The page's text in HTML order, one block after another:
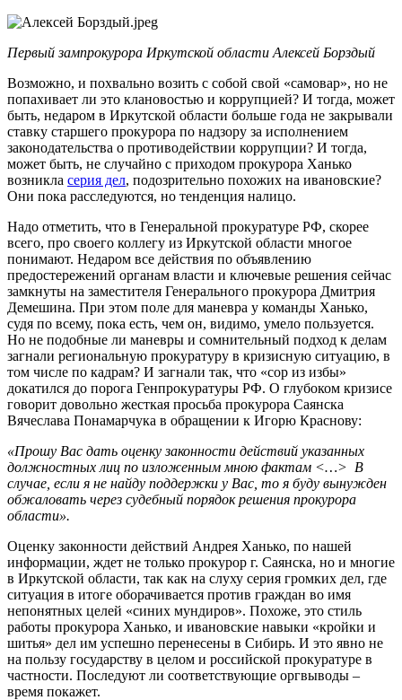
Первый зампрокурора Иркутской области Алексей Борздый
Возможно, и похвально возить с собой свой «самовар», но не
попахивает ли это клановостью и коррупцией? И тогда, может
быть, недаром в Иркутской области больше года не закрывали
ставку старшего прокурора по надзору за исполнением
законодательства о противодействии коррупции? И тогда,
может быть, не случайно с приходом прокурора Ханько
возникла серия дел, подозрительно похожих на ивановские?
Они пока расследуются, но тенденция налицо.
Надо отметить, что в Генеральной прокуратуре РФ, скорее
всего, про своего коллегу из Иркутской области многое
понимают. Недаром все действия по объявлению
предостережений органам власти и ключевые решения сейчас
замкнуты на заместителя Генерального прокурора Дмитрия
Демешина. При этом поле для маневра у команды Ханько,
судя по всему, пока есть, чем он, видимо, умело пользуется.
Но не подобные ли маневры и сомнительный подход к делам
загнали региональную прокуратуру в кризисную ситуацию, в
том числе по кадрам? И загнали так, что «сор из избы»
докатился до порога Генпрокуратуры РФ. О глубоком кризисе
говорит довольно жесткая просьба прокурора Саянска
Вячеслава Понамарчука в обращении к Игорю Краснову:
«Прошу Вас дать оценку законности действий указанных
должностных лиц по изложенным мною фактам <…> В
случае, если я не найду поддержки у Вас, то я буду вынужден
обжаловать через судебный порядок решения прокурора
области».
Оценку законности действий Андрея Ханько, по нашей
информации, ждет не только прокурор г. Саянска, но и многие
в Иркутской области, так как на слуху серия громких дел, где
ситуация в итоге оборачивается против граждан во имя
непонятных целей «синих мундиров». Похоже, это стиль
работы прокурора Ханько, и ивановские навыки «кройки и
шитья» дел им успешно перенесены в Сибирь. И это явно не
на пользу государству в целом и российской прокуратуре в
частности. Последуют ли соответствующие оргвыводы –
время покажет.